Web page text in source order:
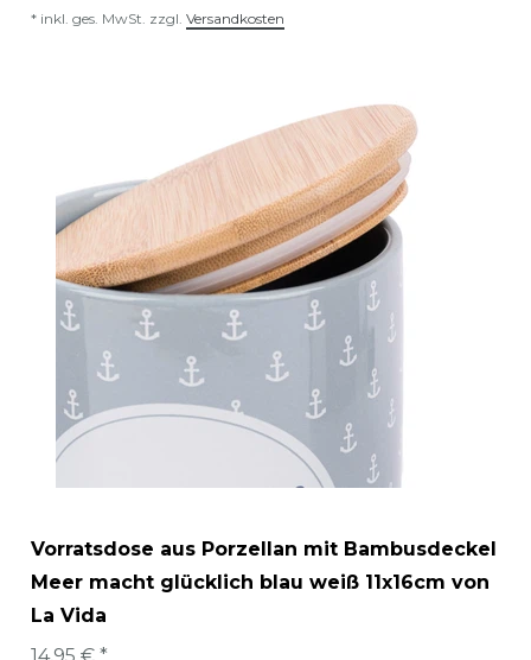
* inkl. ges. MwSt. zzgl. Versandkosten
Vorratsdose aus Porzellan mit Bambusdeckel
Meer macht glücklich blau weiß 11x16cm von
La Vida